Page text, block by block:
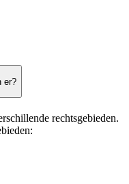
er?
rechtsgebieden.